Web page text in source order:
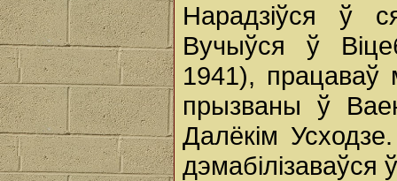
Нарадзіўся ў
Вучыўся ў
1941),
прызваны ў
Далёкім
дэмабілізаваўся